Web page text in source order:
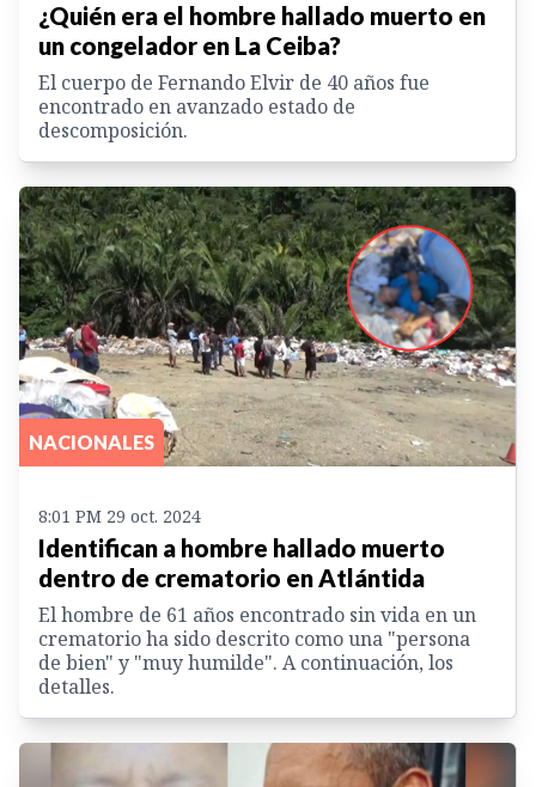
¿Quién era el hombre hallado muerto en
un congelador en La Ceiba?
El cuerpo de Fernando Elvir de 40 años fue
encontrado en avanzado estado de
descomposición.
NACIONALES
8:01 PM 29 oct. 2024
Identifican a hombre hallado muerto
dentro de crematorio en Atlántida
El hombre de 61 años encontrado sin vida en un
crematorio ha sido descrito como una "persona
de bien" y "muy humilde". A continuación, los
detalles.